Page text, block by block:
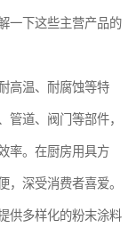
一下这些主营产品的
高温、耐腐蚀等特
管道、阀门等部件，
率。在厨房用具方
，深受消费者喜爱。
供多样化的粉末涂料